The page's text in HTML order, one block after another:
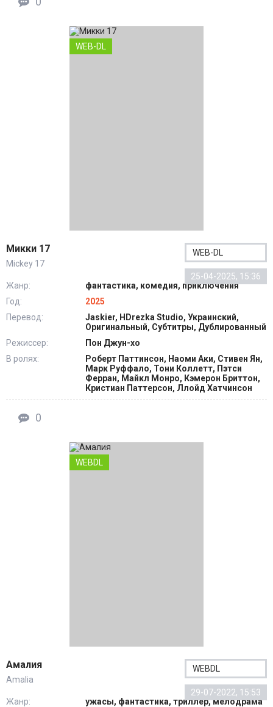
WEB-DL
Микки 17
Mickey 17
WEB-DL
25-04-2025, 15:36
Жанр:
фантастика, комедия, приключения
Год:
2025
Перевод:
Jaskier, HDrezka Studio, Украинский,
Оригинальный, Субтитры, Дублированный
Режиссер:
Пон Джун-хо
В ролях:
Роберт Паттинсон, Наоми Аки, Стивен Ян,
Марк Руффало, Тони Коллетт, Пэтси
Ферран, Майкл Монро, Кэмерон Бриттон,
Кристиан Паттерсон, Ллойд Хатчинсон
0
WEBDL
Амалия
Amalia
WEBDL
29-07-2022, 15:53
Жанр:
ужасы, фантастика, триллер, мелодрама